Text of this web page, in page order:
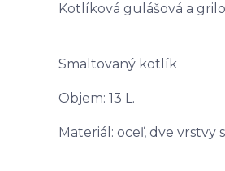
Kotlíková gulášová a
Smaltovaný kotlík
Objem: 13 L.
Materiál: oceľ, dve vrstvy